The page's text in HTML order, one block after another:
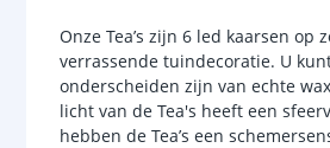
Onze Tea’s zijn 6 led kaarsen
verrassende tuindecoratie. U
onderscheiden zijn van echte
licht van de Tea's heeft een
hebben de Tea’s een